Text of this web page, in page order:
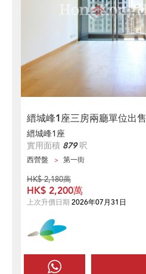
縉城峰1座三房兩廳單位出售
縉城峰1座
實用面積 879呎
西營盤 第一街
HK$ 2,180萬
HK$ 2,200萬
上次升價日期 2026年07月31日